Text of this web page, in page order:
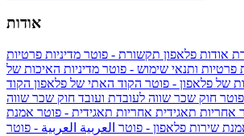
אודות
אודות פלאפון תקשורת - פוטר מדיניות פרטיות
פרטיות ותנאי שימוש - פוטר מדיניות האיכות של
של פלאפון - פוטר הקוד האתי של פלאפון הקוד
חוק שכר שווה לעובדת ועובד חוק שכר שווה
אחריות תאגידית אחריות תאגידית - פוטר אמנת
שירות פלאפון - פוטר العربية العربية - פוטר